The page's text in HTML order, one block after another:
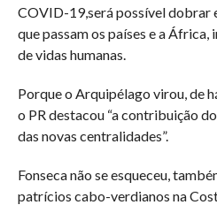
COVID-19,será possível dobrar
que passam os países e a África,
de vidas humanas.
Porque o Arquipélago virou, de
o PR destacou “a contribuição
das novas centralidades”.
Fonseca não se esqueceu,
patrícios cabo-verdianos na